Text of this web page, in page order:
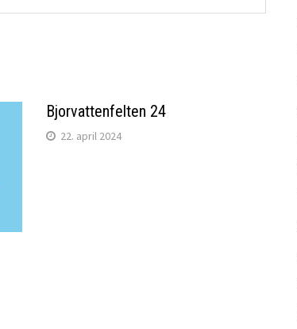
Bjorvattenfelten 24
22. april 2024